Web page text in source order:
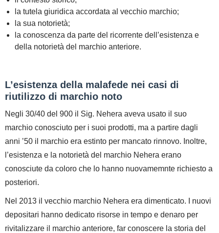
la tutela giuridica accordata al vecchio marchio;
la sua notorietà;
la conoscenza da parte del ricorrente dell’esistenza e
della notorietà del marchio anteriore.
L’esistenza della malafede nei casi di
riutilizzo di marchio noto
Negli 30/40 del 900 il Sig. Nehera aveva usato il suo
marchio conosciuto per i suoi prodotti, ma a partire dagli
anni ’50 il marchio era estinto per mancato rinnovo. Inoltre,
l’esistenza e la notorietà del marchio Nehera erano
conosciute da coloro che lo hanno nuovamemnte richiesto a
posteriori.
Nel 2013 il vecchio marchio Nehera era dimenticato. I nuovi
depositari hanno dedicato risorse in tempo e denaro per
rivitalizzare il marchio anteriore, far conoscere la storia del